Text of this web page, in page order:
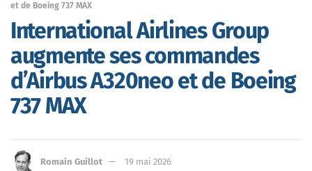
et de Boeing 737 MAX
International Airlines Group
augmente ses commandes
d’Airbus A320neo et de Boeing
737 MAX
Romain Guillot 19 mai 2026